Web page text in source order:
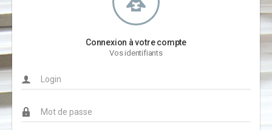
Connexion à votre compte
Vos identifiants